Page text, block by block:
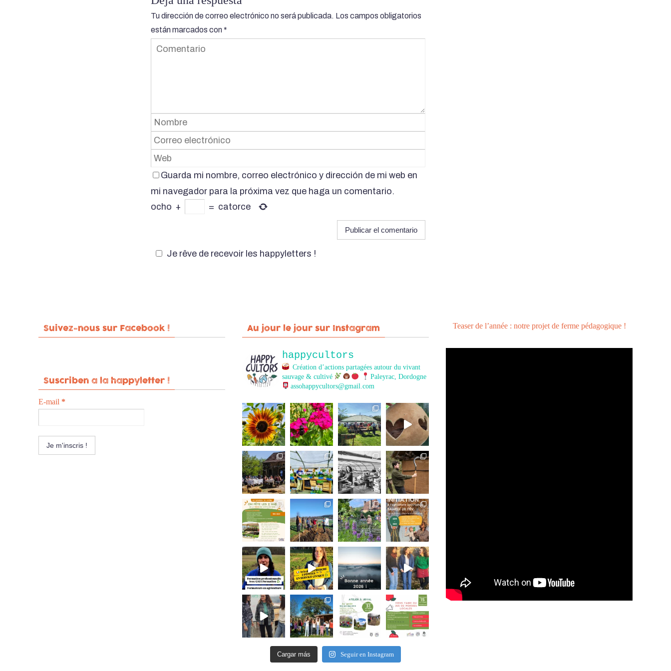
Tu dirección de correo electrónico no será publicada. Los campos obligatorios
están marcados con *
Guarda mi nombre, correo electrónico y dirección de mi web en
mi navegador para la próxima vez que haga un comentario.
ocho + = catorce
Je rêve de recevoir les happyletters !
Suivez-nous sur Facebook !
Suscriben a la happyletter !
E-mail *
Au jour le jour sur Instagram
happycultors
Création d’actions partagées autour du vivant
sauvage & cultivé
Paleyrac, Dordogne
assohappycultors@gmail.com
Cargar más Seguir en Instagram
Teaser de l’année : notre projet de ferme pédagogique !